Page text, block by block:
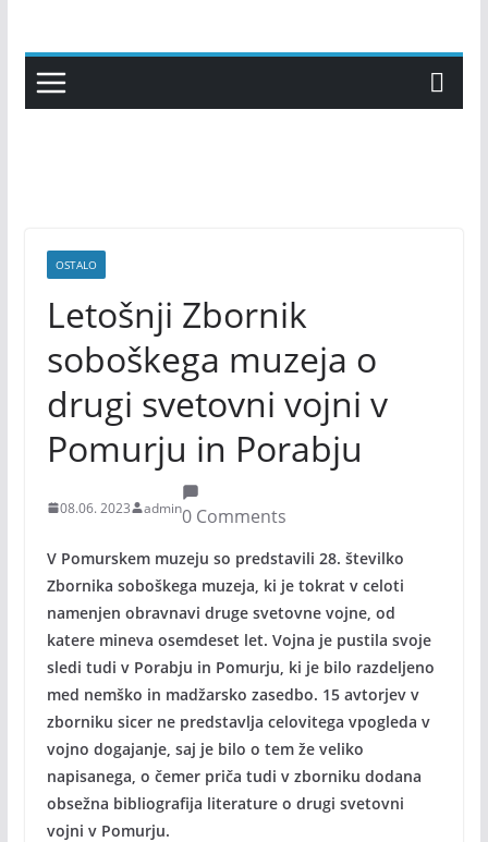
content
OSTALO
Letošnji Zbornik
soboškega muzeja o
drugi svetovni vojni v
Pomurju in Porabju
08.06. 2023 admin0 Comments
V Pomurskem muzeju so predstavili 28. številko
Zbornika soboškega muzeja, ki je tokrat v celoti
namenjen obravnavi druge svetovne vojne, od
katere mineva osemdeset let. Vojna je pustila svoje
sledi tudi v Porabju in Pomurju, ki je bilo razdeljeno
med nemško in madžarsko zasedbo. 15 avtorjev v
zborniku sicer ne predstavlja celovitega vpogleda v
vojno dogajanje, saj je bilo o tem že veliko
napisanega, o čemer priča tudi v zborniku dodana
obsežna bibliografija literature o drugi svetovni
vojni v Pomurju.